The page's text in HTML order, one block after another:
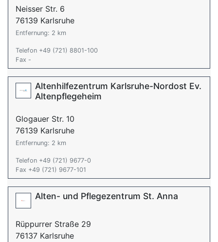
Neisser Str. 6
76139 Karlsruhe
Entfernung: 2 km
Telefon +49 (721) 8801-100
Fax -
Altenhilfezentrum Karlsruhe-Nordost Ev.
Altenpflegeheim
Glogauer Str. 10
76139 Karlsruhe
Entfernung: 2 km
Telefon +49 (721) 9677-0
Fax +49 (721) 9677-101
Alten- und Pflegezentrum St. Anna
Rüppurrer Straße 29
76137 Karlsruhe